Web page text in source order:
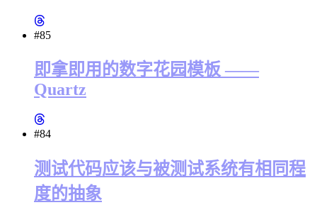
#85
即拿即用的数字花园模板 ——
Quartz
#84
测试代码应该与被测试系统有相同程
度的抽象